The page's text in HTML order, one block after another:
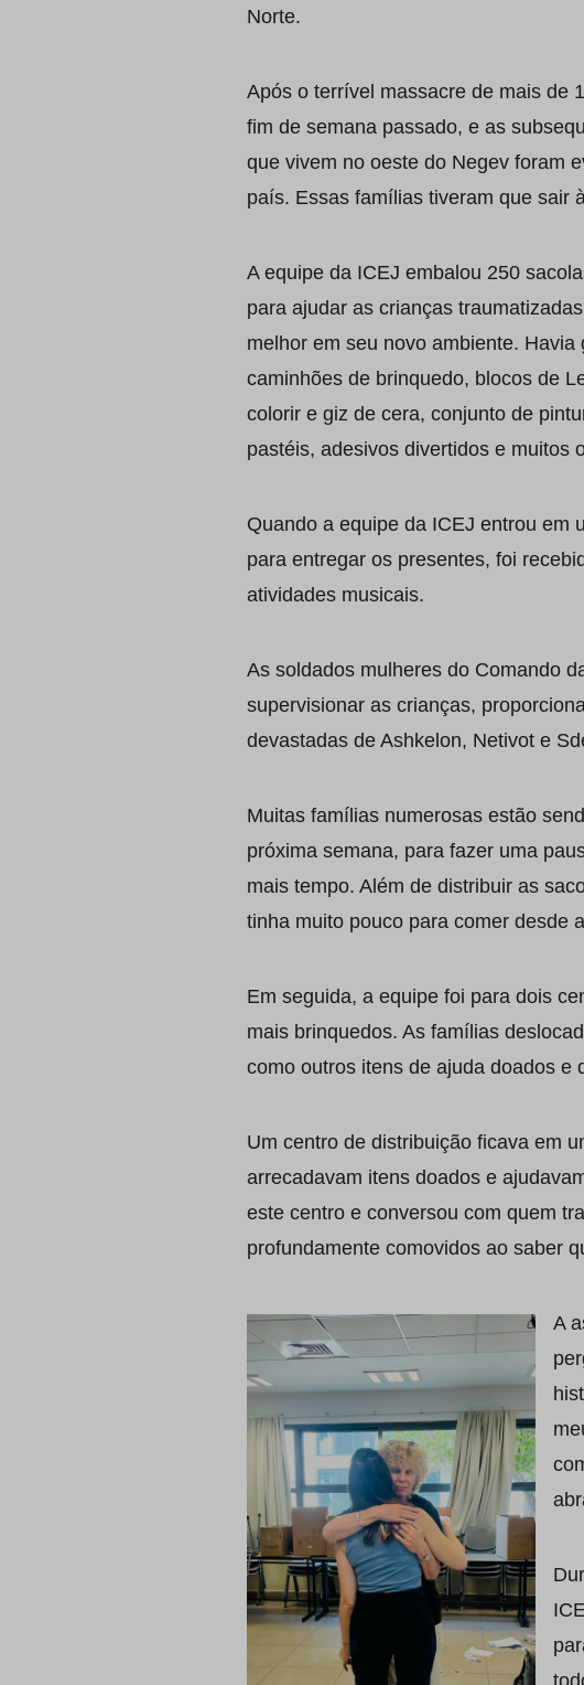
Norte.
Após o terrível massacre de mais de
fim de semana passado, e as
que vivem no oeste do Negev foram
país. Essas famílias tiveram que sair
A equipe da ICEJ embalou 250
para ajudar as crianças
melhor em seu novo ambiente. Havia
caminhões de brinquedo, blocos de
colorir e giz de cera, conjunto de
pastéis, adesivos divertidos e muitos
Quando a equipe da ICEJ entrou em
para entregar os presentes, foi
atividades musicais.
As soldados mulheres do Comando
supervisionar as crianças,
devastadas de Ashkelon, Netivot e
Muitas famílias numerosas estão
próxima semana, para fazer uma
mais tempo. Além de distribuir as
tinha muito pouco para comer desde
Em seguida, a equipe foi para dois
mais brinquedos. As famílias
como outros itens de ajuda doados e
Um centro de distribuição ficava em
arrecadavam itens doados e
este centro e conversou com quem
profundamente comovidos ao saber
A